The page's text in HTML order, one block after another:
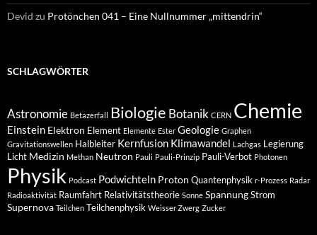
Devid zu Protönchen 041 – Eine Nullnummer „mittendrin“
SCHLAGWÖRTER
Astronomie Betazerfall Biologie Botanik CERN Chemie
Einstein Elektron Element Elemente Ester Geologie Graphen
Gravitationswellen Halbleiter Kernfusion Klimawandel Lachgas Legierung
Licht Medizin Methan Neutron Pauli Pauli-Prinzip Pauli-Verbot Photonen
Physik Podcast Podwichteln Proton Quantenphysik r-Prozess Radar
Radioaktivität Raumfahrt Relativitätstheorie Sonne Spannung Strom
Supernova Teilchen Teilchenphysik Weisser Zwerg Zucker